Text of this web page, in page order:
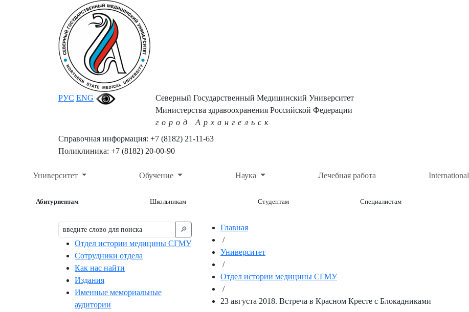
РУС ENG
Северный Государственный Медицинский Университет
Министерства здравоохранения Российской Федерации
город Архангельск
Справочная информация: +7 (8182) 21-11-63
Поликлиника: +7 (8182) 20-00-90
Университет Обучение Наука Лечебная работа International
Абитуриентам Школьникам Студентам Специалистам
🔎︎
Отдел истории медицины СГМУ
Сотрудники отдела
Как нас найти
Издания
Именные мемориальные
аудитории
Главная
/
Университет
/
Отдел истории медицины СГМУ
/
23 августа 2018. Встреча в Красном Кресте с Блокадниками